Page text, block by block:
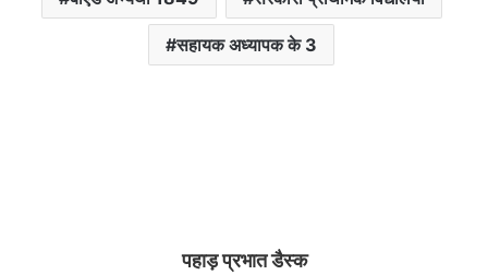
सहायक अध्यापक के 3
पहाड़ प्रभात डैस्क